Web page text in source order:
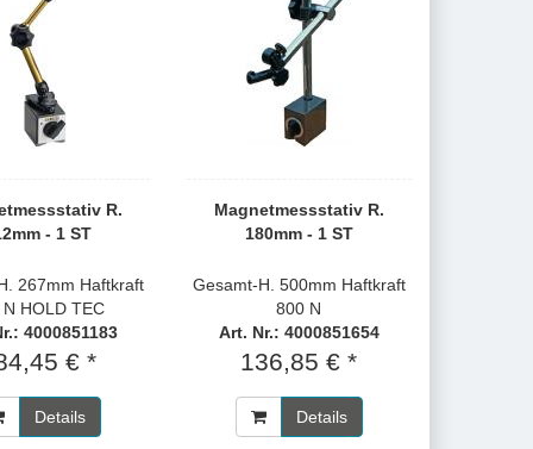
R.
- 1 ST
267mm Haftkraft
HOLD TEC
4000851183
€ *
Details
Magnetmessstativ R.
180mm - 1 ST
Gesamt-H. 500mm Haftkraft
800 N
Art. Nr.: 4000851654
136,85 € *
Details